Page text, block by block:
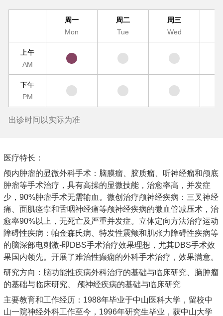
周一
Mon
周二
Tue
周三
Wed
上午
AM
下午
PM
出诊时间以实际为准
医疗特长：
颅内肿瘤的显微外科手术：脑膜瘤、胶质瘤、听神经瘤和颅底
肿瘤等手术治疗，具有高操的显微技能，治愈率高，并发症
少，90%肿瘤手术无需输血。微创治疗颅神经疾病：三叉神经
痛、面肌痉挛和舌咽神经痛等颅神经疾病的微血管减压术，治
愈率90%以上，无死亡及严重并发症。立体定向方法治疗运动
障碍性疾病：帕金森氏病、特发性震颤和肌张力障碍性疾病等
的脑深部电刺激-即DBS手术治疗效果理想，尤其DBS手术效
果国内领先。开展了难治性癫痫的外科手术治疗，效果满意。
研究方向：脑功能性疾病外科治疗的基础与临床研究、脑肿瘤
的基础与临床研究、 颅神经疾病的基础与临床研究
主要教育和工作经历：1988年毕业于中山医科大学，留校中
山一院神经外科工作至今，1996年研究生毕业，获中山大学